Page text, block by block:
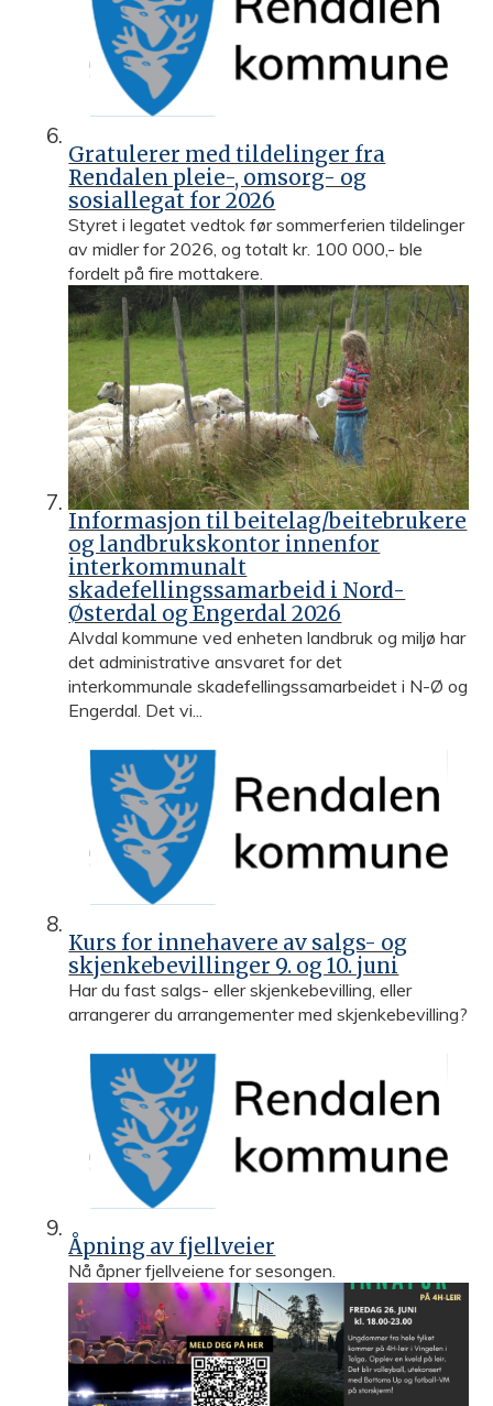
Gratulerer med tildelinger fra
Rendalen pleie-, omsorg- og
sosiallegat for 2026
Styret i legatet vedtok før sommerferien tildelinger
av midler for 2026, og totalt kr. 100 000,- ble
fordelt på fire mottakere.
Informasjon til beitelag/beitebrukere
og landbrukskontor innenfor
interkommunalt
skadefellingssamarbeid i Nord-
Østerdal og Engerdal 2026
Alvdal kommune ved enheten landbruk og miljø har
det administrative ansvaret for det
interkommunale skadefellingssamarbeidet i N-Ø og
Engerdal. Det vi...
Kurs for innehavere av salgs- og
skjenkebevillinger 9. og 10. juni
Har du fast salgs- eller skjenkebevilling, eller
arrangerer du arrangementer med skjenkebevilling?
Åpning av fjellveier
Nå åpner fjellveiene for sesongen.